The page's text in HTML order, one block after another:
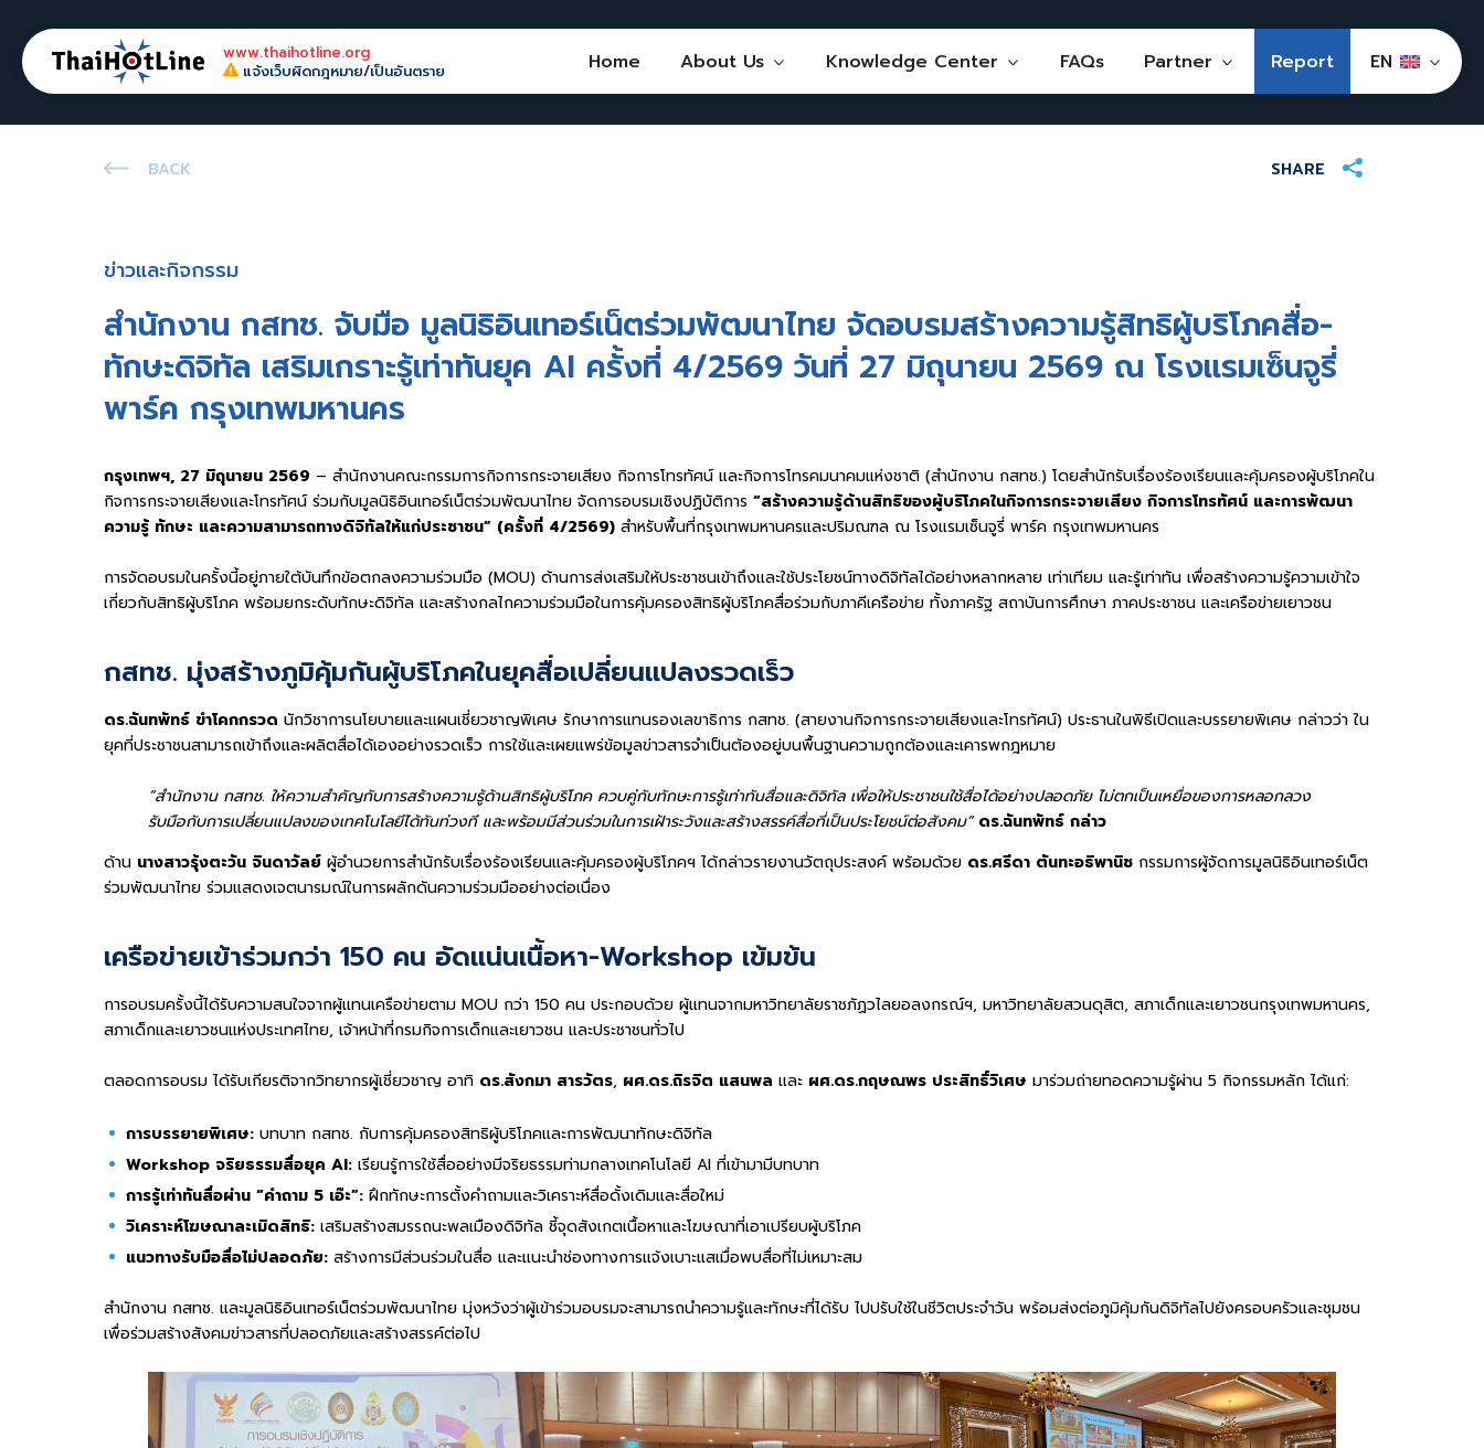
www.thaihotline.org
แจ้งเว็บผิดกฎหมาย/เป็นอันตราย
Home About Us Knowledge Center FAQs Partner Report
BACK SHARE
ข่าวและกิจกรรม
สำนักงาน กสทช. จับมือ มูลนิธิอินเทอร์เน็ตร่วมพัฒนาไทย จัดอบรมสร้างความรู้สิทธิผู้บริโภคสื่อ-
ทักษะดิจิทัล เสริมเกราะรู้เท่าทันยุค AI ครั้งที่ 4/2569 วันที่ 27 มิถุนายน 2569 ณ โรงแรมเซ็นจูรี่
พาร์ค กรุงเทพมหานคร
กรุงเทพฯ, 27 มิถุนายน 2569 – สำนักงานคณะกรรมการกิจการกระจายเสียง กิจการโทรทัศน์ และกิจการโทรคมนาคมแห่งชาติ (สำนักงาน กสทช.) โดยสำนักรับเรื่องร้องเรียนและคุ้มครองผู้บริโภคใน
กิจการกระจายเสียงและโทรทัศน์ ร่วมกับมูลนิธิอินเทอร์เน็ตร่วมพัฒนาไทย จัดการอบรมเชิงปฏิบัติการ“สร้างความรู้ด้านสิทธิของผู้บริโภคในกิจการกระจายเสียง กิจการโทรทัศน์ และการพัฒนา
ความรู้ ทักษะ และความสามารถทางดิจิทัลให้แก่ประชาชน” (ครั้งที่ 4/2569) สำหรับพื้นที่กรุงเทพมหานครและปริมณฑล ณ โรงแรมเซ็นจูรี่ พาร์ค กรุงเทพมหานคร
การจัดอบรมในครั้งนี้อยู่ภายใต้บันทึกข้อตกลงความร่วมมือ (MOU) ด้านการส่งเสริมให้ประชาชนเข้าถึงและใช้ประโยชน์ทางดิจิทัลได้อย่างหลากหลาย เท่าเทียม และรู้เท่าทัน เพื่อสร้างความรู้ความเข้าใจ
เกี่ยวกับสิทธิผู้บริโภค พร้อมยกระดับทักษะดิจิทัล และสร้างกลไกความร่วมมือในการคุ้มครองสิทธิผู้บริโภคสื่อร่วมกับภาคีเครือข่าย ทั้งภาครัฐ สถาบันการศึกษา ภาคประชาชน และเครือข่ายเยาวชน
กสทช. มุ่งสร้างภูมิคุ้มกันผู้บริโภคในยุคสื่อเปลี่ยนแปลงรวดเร็ว
ดร.ฉันทพัทธ์ ขำโคกกรวด นักวิชาการนโยบายและแผนเชี่ยวชาญพิเศษ รักษาการแทนรองเลขาธิการ กสทช. (สายงานกิจการกระจายเสียงและโทรทัศน์) ประธานในพิธีเปิดและบรรยายพิเศษ กล่าวว่า ใน
ยุคที่ประชาชนสามารถเข้าถึงและผลิตสื่อได้เองอย่างรวดเร็ว การใช้และเผยแพร่ข้อมูลข่าวสารจำเป็นต้องอยู่บนพื้นฐานความถูกต้องและเคารพกฎหมาย
“สำนักงาน กสทช. ให้ความสำคัญกับการสร้างความรู้ด้านสิทธิผู้บริโภค ควบคู่กับทักษะการรู้เท่าทันสื่อและดิจิทัล เพื่อให้ประชาชนใช้สื่อได้อย่างปลอดภัย ไม่ตกเป็นเหยื่อของการหลอกลวง
รับมือกับการเปลี่ยนแปลงของเทคโนโลยีได้ทันท่วงที และพร้อมมีส่วนร่วมในการเฝ้าระวังและสร้างสรรค์สื่อที่เป็นประโยชน์ต่อสังคม” ดร.ฉันทพัทธ์ กล่าว
ด้าน นางสาวรุ้งตะวัน จินดาวัลย์ ผู้อำนวยการสำนักรับเรื่องร้องเรียนและคุ้มครองผู้บริโภคฯ ได้กล่าวรายงานวัตถุประสงค์ พร้อมด้วย ดร.ศรีดา ตันทะอธิพานิช กรรมการผู้จัดการมูลนิธิอินเทอร์เน็ต
ร่วมพัฒนาไทย ร่วมแสดงเจตนารมณ์ในการผลักดันความร่วมมืออย่างต่อเนื่อง
เครือข่ายเข้าร่วมกว่า 150 คน อัดแน่นเนื้อหา-Workshop เข้มข้น
การอบรมครั้งนี้ได้รับความสนใจจากผู้แทนเครือข่ายตาม MOU กว่า 150 คน ประกอบด้วย ผู้แทนจากมหาวิทยาลัยราชภัฏวไลยอลงกรณ์ฯ, มหาวิทยาลัยสวนดุสิต, สภาเด็กและเยาวชนกรุงเทพมหานคร,
สภาเด็กและเยาวชนแห่งประเทศไทย, เจ้าหน้าที่กรมกิจการเด็กและเยาวชน และประชาชนทั่วไป
ตลอดการอบรม ได้รับเกียรติจากวิทยากรผู้เชี่ยวชาญ อาทิ ดร.สังกมา สารวัตร, ผศ.ดร.ถิรจิต แสนพล และ ผศ.ดร.กฤษณพร ประสิทธิ์วิเศษ มาร่วมถ่ายทอดความรู้ผ่าน 5 กิจกรรมหลัก ได้แก่:
การบรรยายพิเศษ: บทบาท กสทช. กับการคุ้มครองสิทธิผู้บริโภคและการพัฒนาทักษะดิจิทัล
Workshop จริยธรรมสื่อยุค AI: เรียนรู้การใช้สื่ออย่างมีจริยธรรมท่ามกลางเทคโนโลยี AI ที่เข้ามามีบทบาท
การรู้เท่าทันสื่อผ่าน “คำถาม 5 เอ๊ะ”: ฝึกทักษะการตั้งคำถามและวิเคราะห์สื่อดั้งเดิมและสื่อใหม่
วิเคราะห์โฆษณาละเมิดสิทธิ: เสริมสร้างสมรรถนะพลเมืองดิจิทัล ชี้จุดสังเกตเนื้อหาและโฆษณาที่เอาเปรียบผู้บริโภค
แนวทางรับมือสื่อไม่ปลอดภัย: สร้างการมีส่วนร่วมในสื่อ และแนะนำช่องทางการแจ้งเบาะแสเมื่อพบสื่อที่ไม่เหมาะสม
สำนักงาน กสทช. และมูลนิธิอินเทอร์เน็ตร่วมพัฒนาไทย มุ่งหวังว่าผู้เข้าร่วมอบรมจะสามารถนำความรู้และทักษะที่ได้รับ ไปปรับใช้ในชีวิตประจำวัน พร้อมส่งต่อภูมิคุ้มกันดิจิทัลไปยังครอบครัวและชุมชน
เพื่อร่วมสร้างสังคมข่าวสารที่ปลอดภัยและสร้างสรรค์ต่อไป